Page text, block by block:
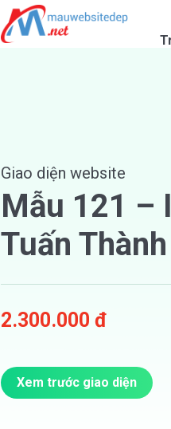
Giao diện website
Mẫu 121 –
Tuấn Thành
2.300.000 đ
Xem trước giao diện